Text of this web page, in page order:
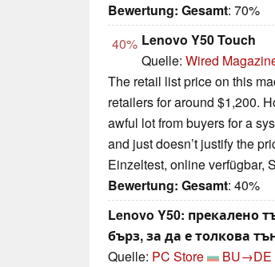
Bewertung: Gesamt: 70%
40% Lenovo Y50 Touch
Quelle: Wired
The retail list price on this
retailers for around $1,200.
awful lot from buyers for a
and just doesn’t justify the
Einzeltest, online verfügbar,
Bewertung: Gesamt: 40%
Lenovo Y50: прекалено
бърз, за да е толкова
Quelle: PC Store BU→DE